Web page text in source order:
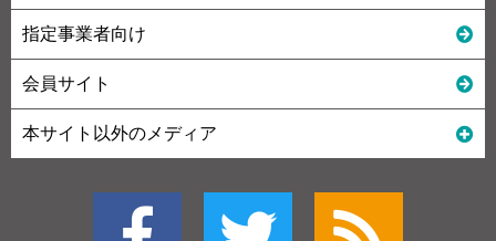
指定事業者向け
会員サイト
本サイト以外のメディア